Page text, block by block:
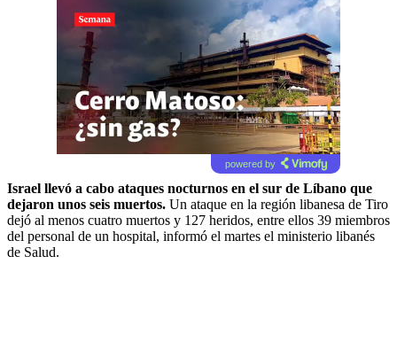
powered by
Israel llevó a cabo ataques nocturnos en el sur de Líbano que
dejaron unos seis muertos. Un ataque en la región libanesa de Tiro
dejó al menos cuatro muertos y 127 heridos, entre ellos 39 miembros
del personal de un hospital, informó el martes el ministerio libanés
de Salud.